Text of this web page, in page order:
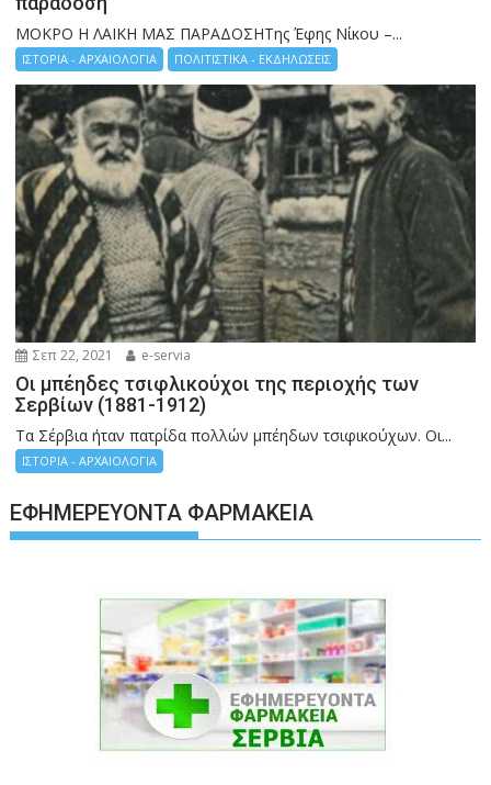
ΜΟΚΡΟ Η ΛΑΙΚΗ ΜΑΣ ΠΑΡΑΔΟΣΗΤης Έφης Νίκου –...
ΙΣΤΟΡΙΑ - ΑΡΧΑΙΟΛΟΓΙΑ ΠΟΛΙΤΙΣΤΙΚΑ - ΕΚΔΗΛΩΣΕΙΣ
Σεπ 22, 2021 e-servia
Οι μπέηδες τσιφλικούχοι της περιοχής των
Σερβίων (1881-1912)
Τα Σέρβια ήταν πατρίδα πολλών μπέηδων τσιφικούχων. Οι...
ΙΣΤΟΡΙΑ - ΑΡΧΑΙΟΛΟΓΙΑ
ΕΦΗΜΕΡΕΎΟΝΤΑ ΦΑΡΜΑΚΕΊΑ